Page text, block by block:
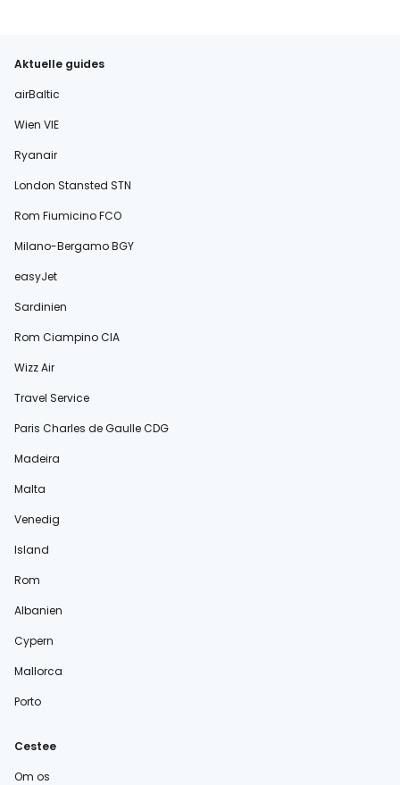
Aktuelle guides
airBaltic
Wien VIE
Ryanair
London Stansted STN
Rom Fiumicino FCO
Milano-Bergamo BGY
easyJet
Sardinien
Rom Ciampino CIA
Wizz Air
Travel Service
Paris Charles de Gaulle CDG
Madeira
Malta
Venedig
Island
Rom
Albanien
Cypern
Mallorca
Porto
Cestee
Om os